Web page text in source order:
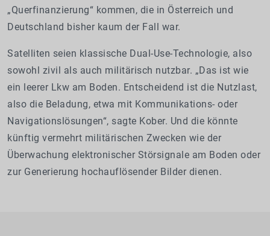
„Querfinanzierung“ kommen, die in Österreich und
Deutschland bisher kaum der Fall war.
Satelliten seien klassische Dual-Use-Technologie, also
sowohl zivil als auch militärisch nutzbar. „Das ist wie
ein leerer Lkw am Boden. Entscheidend ist die Nutzlast,
also die Beladung, etwa mit Kommunikations- oder
Navigationslösungen“, sagte Kober. Und die könnte
künftig vermehrt militärischen Zwecken wie der
Überwachung elektronischer Störsignale am Boden oder
zur Generierung hochauflösender Bilder dienen.